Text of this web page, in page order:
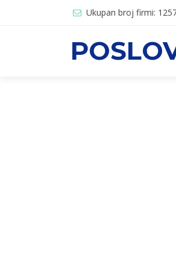
Ukupan broj firmi: